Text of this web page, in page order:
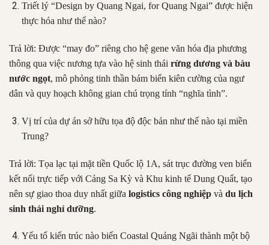
Triết lý “Design by Quang Ngai, for Quang Ngai” được hiện
thực hóa như thế nào?
Trả lời: Được “may đo” riêng cho hệ gene văn hóa địa phương
thông qua việc nương tựa vào hệ sinh thái rừng dương và bàu
nước ngọt, mô phỏng tinh thần bám biển kiên cường của ngư
dân và quy hoạch không gian chú trọng tính “nghĩa tình”.
Vị trí của dự án sở hữu tọa độ độc bản như thế nào tại miền
Trung?
Trả lời: Tọa lạc tại mặt tiền Quốc lộ 1A, sát trục đường ven biển
kết nối trực tiếp với Cảng Sa Kỳ và Khu kinh tế Dung Quất, tạo
nên sự giao thoa duy nhất giữa logistics công nghiệp và du lịch
sinh thái nghỉ dưỡng.
Yếu tố kiến trúc nào biến Coastal Quảng Ngãi thành một bộ